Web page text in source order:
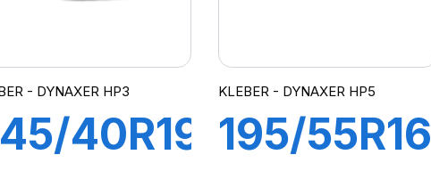
- DYNAXER HP3
40R19
KLEBER - DYNAXER HP5
195/55R16